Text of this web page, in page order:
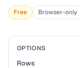
Free Browser-only
OPTIONS
Rows